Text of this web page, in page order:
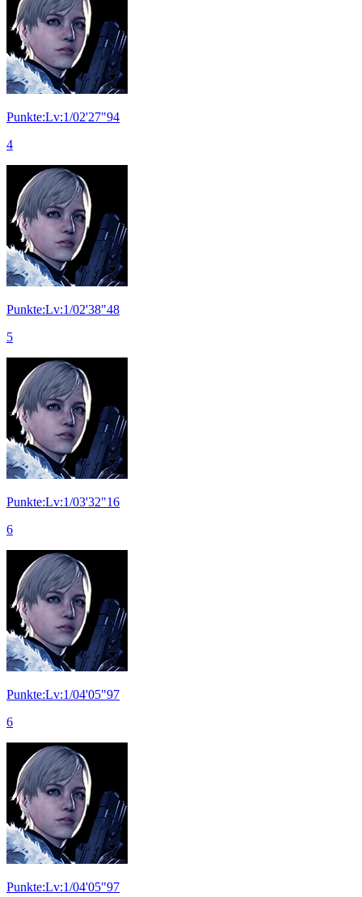
Punkte:Lv:1/02'27"94
4
Punkte:Lv:1/02'38"48
5
Punkte:Lv:1/03'32"16
6
Punkte:Lv:1/04'05"97
6
Punkte:Lv:1/04'05"97